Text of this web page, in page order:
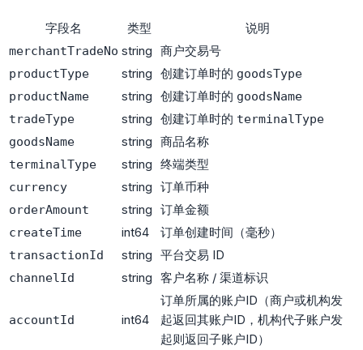
字段名 类型 说明
merchantTradeNo string 商户交易号
productType string 创建订单时的 goodsType
productName
string 创建订单时的 goodsName
tradeType
string 创建订单时的 terminalType
goodsName
string 商品名称
terminalType string 终端类型
currency string 订单币种
orderAmount string 订单金额
createTime int64 订单创建时间（毫秒）
transactionId string 平台交易 ID
channelId string 客户名称 / 渠道标识
accountId int64
订单所属的账户ID（商户或机构发
起返回其账户ID，机构代子账户发
起则返回子账户ID）